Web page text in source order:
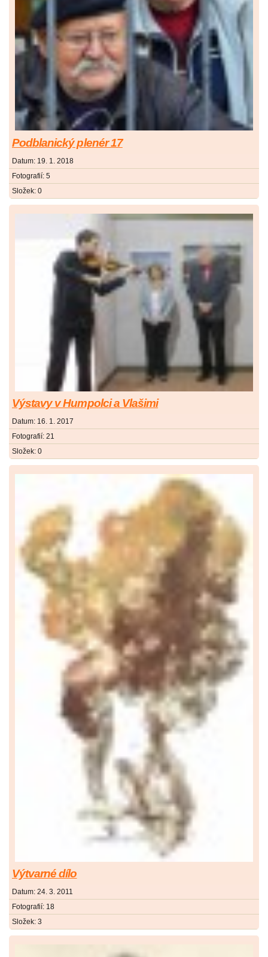
Podblanický plenér 17
Datum: 19. 1. 2018
Fotografií: 5
Složek: 0
Výstavy v Humpolci a Vlašimi
Datum: 16. 1. 2017
Fotografií: 21
Složek: 0
Výtvarné dílo
Datum: 24. 3. 2011
Fotografií: 18
Složek: 3